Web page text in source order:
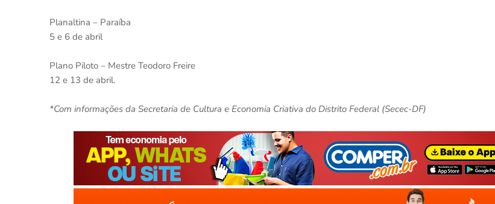
Planaltina – Paraíba
5 e 6 de abril
Plano Piloto – Mestre Teodoro Freire
12 e 13 de abril.
*Com informações da Secretaria de Cultura e Economia Criativa do Distrito Federal (Secec-DF)